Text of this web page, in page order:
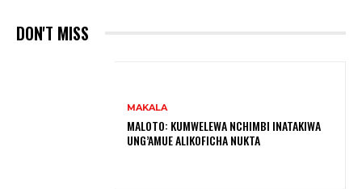
DON'T MISS
MAKALA
MALOTO: KUMWELEWA NCHIMBI INATAKIWA
UNG’AMUE ALIKOFICHA NUKTA